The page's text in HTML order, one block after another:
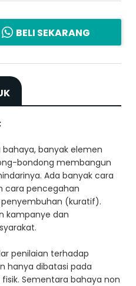
BELI SEKARANG
banyak elemen
bondong membangun
Ada banyak cara
cara pencegahan
(kuratif).
kampanye dan
penilaian terhadap
hanya dibatasi pada
Sementara bahaya non